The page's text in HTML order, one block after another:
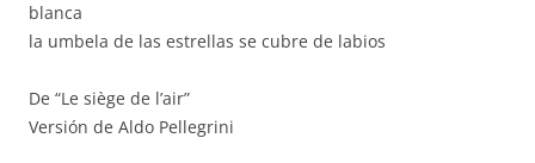
blanca
la umbela de las estrellas se cubre de labios
De “Le siège de l’air”
Versión de Aldo Pellegrini